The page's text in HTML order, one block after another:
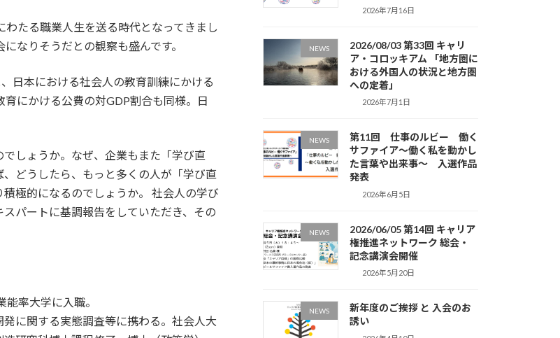
たる職業人生を送る時代となってきまし
なりそうだとの観察も盛んです。
日本における社会人の教育訓練にかける
にかける公費の対GDP割合も同様。日
しょうか。なぜ、企業もまた「学び直
どうしたら、もっと多くの人が「学び直
極的になるのでしょうか。 社会人の学び
パートに基調報告をしていただき、その
率大学に入職。
に関する実態調査等に携わる。社会人大
2026年7月16日
NEWS
2026/08/03 第33回 キャリ
ア・コロッキアム 「地方圏に
おける外国人の状況と地方圏
への定着」
2026年7月1日
NEWS
第11回 仕事のルビー 働く
サファイア～働く私を動かし
た言葉や出来事～ 入選作品
発表
2026年6月5日
NEWS
2026/06/05 第14回 キャリア
権推進ネットワーク 総会・
記念講演会開催
2026年5月20日
NEWS
新年度のご挨拶 と 入会のお
誘い